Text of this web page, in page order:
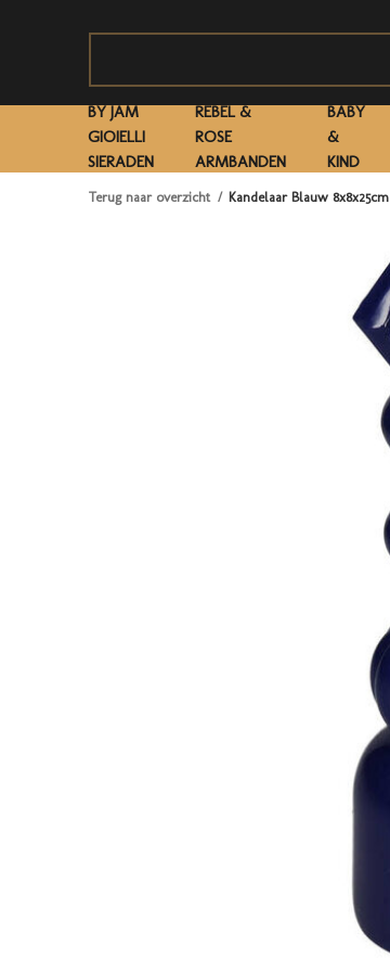
BY JAM
GIOIELLI
SIERADEN
REBEL &
ROSE
ARMBANDEN
BABY
&
KIND
Terug naar overzicht Kandelaar Blauw 8x8x25cm